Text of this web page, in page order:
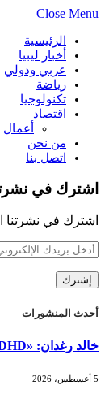
Close Menu
الرئيسية
أخبار ليبيا
عربي ودولي
رياضة
تكنولوجيا
اقتصاد
أعمال
من نحن
اتصل بنا
اشترك في
اشترك في نشرتنا
أحدث المنشورات
خالد رغدان: «ADHD» ليس عجزا بل عقل يعمل بذكاء وإيقاع مختلف
5 أغسطس، 2026